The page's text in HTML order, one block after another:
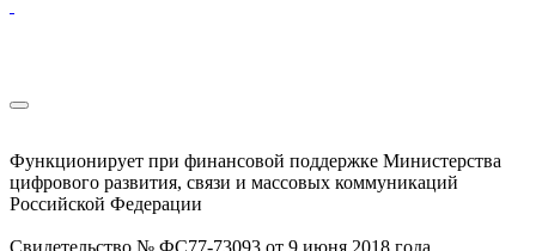
Функционирует при финансовой поддержке Министерства
цифрового развития, связи и массовых коммуникаций
Российской Федерации
Свидетельство № ФС77-73093 от 9 июня 2018 года